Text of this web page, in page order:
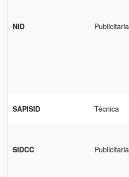
NID Publicitaria
SAPISID Técnica
SIDCC Publicitaria